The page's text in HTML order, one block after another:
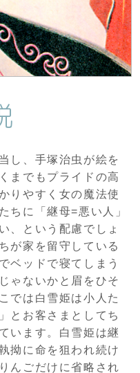
し、手塚治虫が絵を
までもプライドの高
りやすく女の魔法使
ちに「継母=悪い人」
、という配慮でしょ
が家を留守している
ベッドで寝てしまう
ゃないかと眉をひそ
では白雪姫は小人た
とお客さまとしてち
います。白雪姫は継
拗に命を狙われ続け
んごだけに省略され